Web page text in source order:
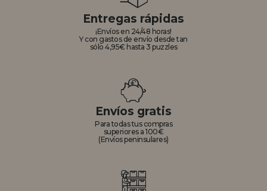
Entregas rápidas
¡Envíos en 24/48 horas!
Y con gastos de envío desde tan
sólo 4,95€ hasta 3 puzzles
Envíos gratis
Para todas tus compras
superiores a 100€
(Envíos peninsulares)